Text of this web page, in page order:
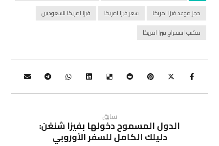
حجز موعد فيزا امريكا
سعر فيزا امريكا
فيزا امريكا للسعوديين
مكتب استخراج فيزا امريكا
سابق
الدول المسموح دخولها بفيزا شنغن:
دليلك الكامل للسفر الأوروبي